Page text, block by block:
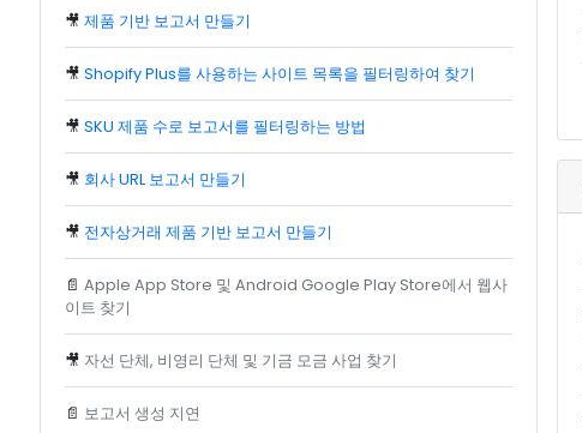
🎥 제품 기반 보고서 만들기
🎥 Shopify Plus를 사용하는 사이트 목록을 필터링하여 찾기
🎥 SKU 제품 수로 보고서를 필터링하는 방법
🎥 회사 URL 보고서 만들기
🎥 전자상거래 제품 기반 보고서 만들기
📄 Apple App Store 및 Android Google Play Store에서 웹사
이트 찾기
🎥 자선 단체, 비영리 단체 및 기금 모금 사업 찾기
📄 보고서 생성 지연